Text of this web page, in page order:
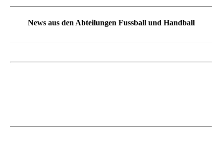
News aus den Abteilungen Fussball und Handball